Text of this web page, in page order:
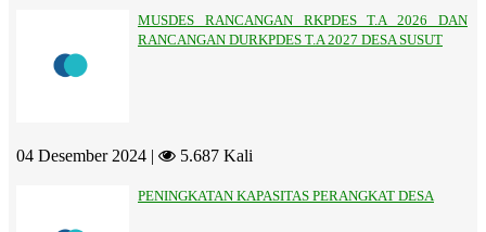
MUSDES RANCANGAN RKPDES T.A 2026 DAN
RANCANGAN DURKPDES T.A 2027 DESA SUSUT
04 Desember 2024 | 5.687 Kali
PENINGKATAN KAPASITAS PERANGKAT DESA